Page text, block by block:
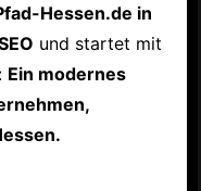
Hessen.de in
und startet mit
Ein modernes